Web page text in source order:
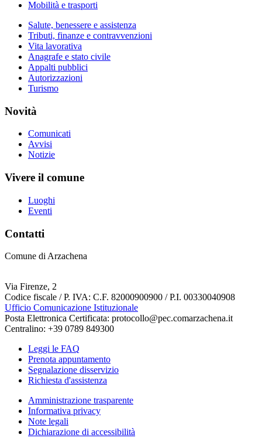
Mobilità e trasporti
Salute, benessere e assistenza
Tributi, finanze e contravvenzioni
Vita lavorativa
Anagrafe e stato civile
Appalti pubblici
Autorizzazioni
Turismo
Novità
Comunicati
Avvisi
Notizie
Vivere il comune
Luoghi
Eventi
Contatti
Comune di Arzachena
Via Firenze, 2
Codice fiscale / P. IVA: C.F. 82000900900 / P.I. 00330040908
Ufficio Comunicazione Istituzionale
Posta Elettronica Certificata: protocollo@pec.comarzachena.it
Centralino: +39 0789 849300
Leggi le FAQ
Prenota appuntamento
Segnalazione disservizio
Richiesta d'assistenza
Amministrazione trasparente
Informativa privacy
Note legali
Dichiarazione di accessibilità